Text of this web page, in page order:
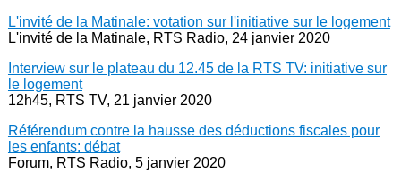
L'invité de la Matinale: votation sur l'initiative sur le logement
L'invité de la Matinale, RTS Radio, 24 janvier 2020
Interview sur le plateau du 12.45 de la RTS TV: initiative sur
le logement
12h45, RTS TV, 21 janvier 2020
Référendum contre la hausse des déductions fiscales pour
les enfants: débat
Forum, RTS Radio, 5 janvier 2020